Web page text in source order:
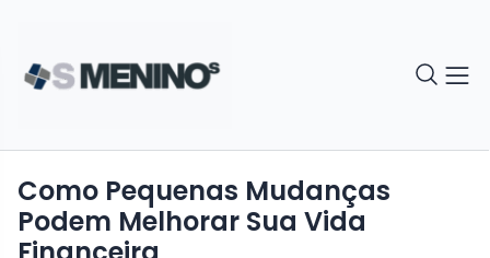
Como Pequenas Mudanças
Podem Melhorar Sua Vida